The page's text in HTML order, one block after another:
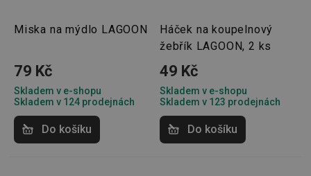
Miska na mýdlo LAGOON
79 Kč
Skladem v e-shopu
Skladem v 124 prodejnách
Do košíku
Háček na koupelnový
žebřík LAGOON, 2 ks
49 Kč
Skladem v e-shopu
Skladem v 123 prodejnách
Do košíku